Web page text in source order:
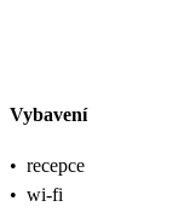
Vybavení
• recepce
• wi-fi